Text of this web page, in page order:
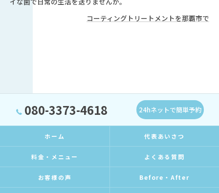
コーティングトリートメントを那覇市で
080-3373-4618 24hネットで簡単予約
ホーム 代表あいさつ
料金・メニュー よくある質問
お客様の声 Before・After